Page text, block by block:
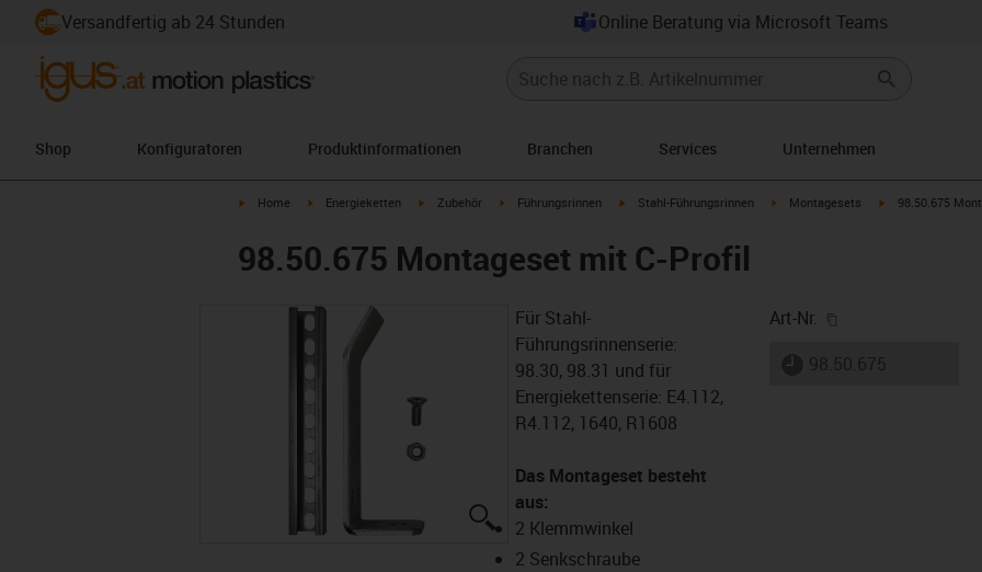
Versandfertig ab 24 Stunden Online Beratung via Microsoft Teams
Shop Konfiguratoren Produktinformationen Branchen Services Unternehmen
igus-icon-arrow-right
Home igus-icon-arrow-right
Energieketten igus-icon-arrow-right
Zubehör igus-icon-arrow-right
Führungsrinnen igus-icon-arrow-right
Stahl-Führungsrinnen igus-icon-arrow-right
Montagesets igus-icon-arrow-
98.50.675
98.50.675 Montageset mit C-Profil
igus-icon-lupe
Für Stahl-
Führungsrinnenserie:
98.30, 98.31 und für
Energiekettenserie: E4.112,
R4.112, 1640, R1608
Das Montageset besteht
aus:
2 Klemmwinkel
2 Senkschraube
Art-Nr.